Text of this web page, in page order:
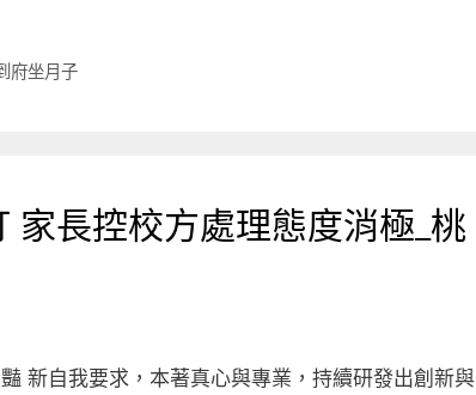
府坐月子
家長控校方處理態度消極_桃
新自我要求，本著真心與專業，持續研發出創新與